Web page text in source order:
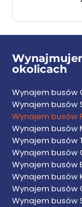
okolicach
Wynajem busów
Wynajem busów
Wynajem busów
Wynajem busów
Wynajem busów
Wynajem busów
Wynajem busów
Wynajem busów
Wynajem busów
Wynajem busów